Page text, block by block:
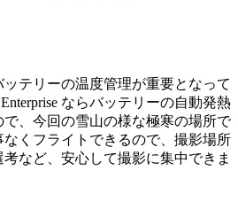
テリーの温度管理が重要となって
ならバッテリーの自動発熱
、今回の雪山の様な極寒の場所で
なくフライトできるので、撮影場所
など、安心して撮影に集中できま